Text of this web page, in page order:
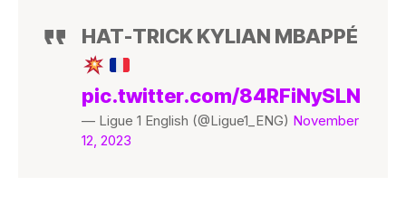
HAT-TRICK KYLIAN MBAPPÉ
pic.twitter.com/84RFiNySLN
— Ligue 1 English (@Ligue1_ENG) November
12, 2023